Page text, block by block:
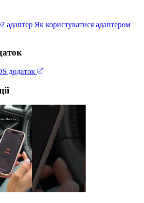
адаптер Як користуватися адаптером
додаток